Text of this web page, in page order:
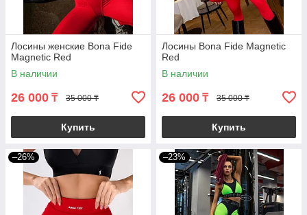
Лосины женские Bona Fide
Magnetic Red
В наличии
26 000 ₸ 35 000 ₸
Купить
Лосины Bona Fide Magnetic
Red
В наличии
26 000 ₸ 35 000 ₸
Купить
–26% –23%